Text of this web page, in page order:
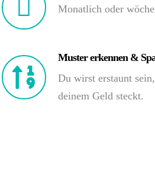
Monatlich oder
Muster erkennen &
Du wirst erstaunt
deinem Geld steckt.